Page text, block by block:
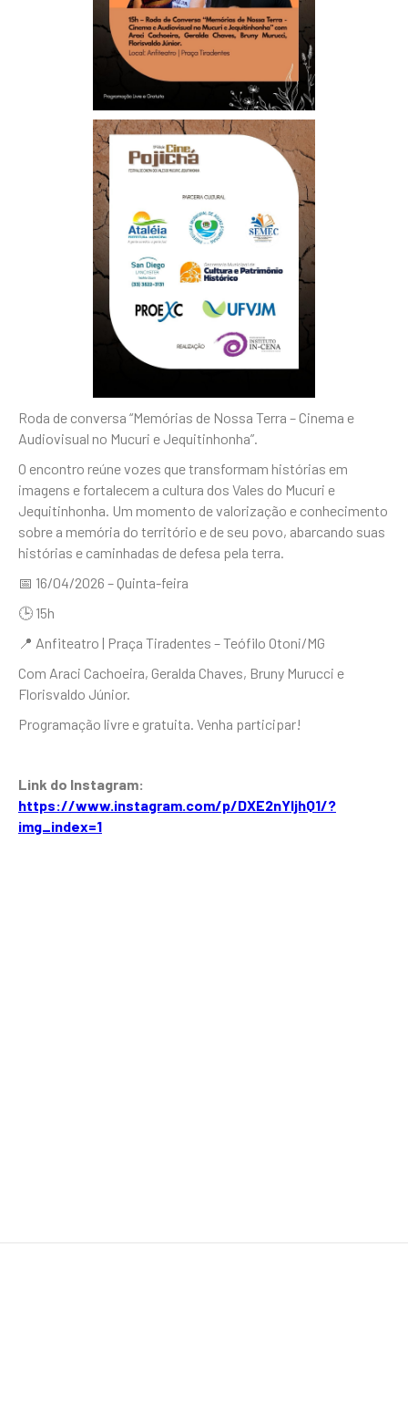
Roda de conversa “Memórias de Nossa Terra – Cinema e
Audiovisual no Mucuri e Jequitinhonha”.
O encontro reúne vozes que transformam histórias em
imagens e fortalecem a cultura dos Vales do Mucuri e
Jequitinhonha. Um momento de valorização e conhecimento
sobre a memória do território e de seu povo, abarcando suas
histórias e caminhadas de defesa pela terra.
📅 16/04/2026 – Quinta-feira
🕒 15h
📍 Anfiteatro | Praça Tiradentes – Teófilo Otoni/MG
Com Araci Cachoeira, Geralda Chaves, Bruny Murucci e
Florisvaldo Júnior.
Programação livre e gratuita. Venha participar!
Link do Instagram:
https://www.instagram.com/p/DXE2nYIjhQ1/?
img_index=1